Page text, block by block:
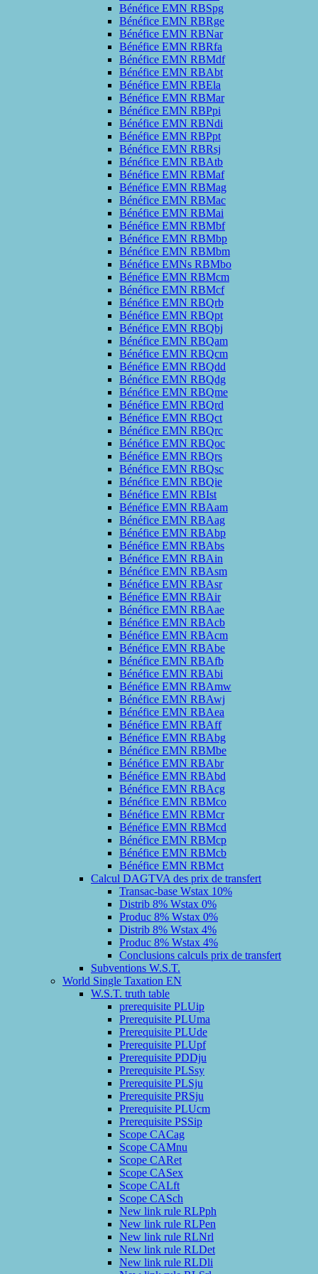
Bénéfice EMN RBSpg
Bénéfice EMN RBRge
Bénéfice EMN RBNar
Bénéfice EMN RBRfa
Bénéfice EMN RBMdf
Bénéfice EMN RBAbt
Bénéfice EMN RBEla
Bénéfice EMN RBMar
Bénéfice EMN RBPpi
Bénéfice EMN RBNdi
Bénéfice EMN RBPpt
Bénéfice EMN RBRsj
Bénéfice EMN RBAtb
Bénéfice EMN RBMaf
Bénéfice EMN RBMag
Bénéfice EMN RBMac
Bénéfice EMN RBMai
Bénéfice EMN RBMbf
Bénéfice EMN RBMbp
Bénéfice EMN RBMbm
Bénéfice EMNs RBMbo
Bénéfice EMN RBMcm
Bénéfice EMN RBMcf
Bénéfice EMN RBQrb
Bénéfice EMN RBQpt
Bénéfice EMN RBQbj
Bénéfice EMN RBQam
Bénéfice EMN RBQcm
Bénéfice EMN RBQdd
Bénéfice EMN RBQdg
Bénéfice EMN RBQme
Bénéfice EMN RBQrd
Bénéfice EMN RBQct
Bénéfice EMN RBQrc
Bénéfice EMN RBQoc
Bénéfice EMN RBQrs
Bénéfice EMN RBQsc
Bénéfice EMN RBQie
Bénéfice EMN RBIst
Bénéfice EMN RBAam
Bénéfice EMN RBAag
Bénéfice EMN RBAbp
Bénéfice EMN RBAbs
Bénéfice EMN RBAin
Bénéfice EMN RBAsm
Bénéfice EMN RBAsr
Bénéfice EMN RBAir
Bénéfice EMN RBAae
Bénéfice EMN RBAcb
Bénéfice EMN RBAcm
Bénéfice EMN RBAbe
Bénéfice EMN RBAfb
Bénéfice EMN RBAbi
Bénéfice EMN RBAmw
Bénéfice EMN RBAwj
Bénéfice EMN RBAea
Bénéfice EMN RBAff
Bénéfice EMN RBAbg
Bénéfice EMN RBMbe
Bénéfice EMN RBAbr
Bénéfice EMN RBAbd
Bénéfice EMN RBAcg
Bénéfice EMN RBMco
Bénéfice EMN RBMcr
Bénéfice EMN RBMcd
Bénéfice EMN RBMcp
Bénéfice EMN RBMcb
Bénéfice EMN RBMct
Calcul DAGTVA des prix de transfert
Transac-base Wstax 10%
Distrib 8% Wstax 0%
Produc 8% Wstax 0%
Distrib 8% Wstax 4%
Produc 8% Wstax 4%
Conclusions calculs prix de transfert
Subventions W.S.T.
World Single Taxation EN
W.S.T. truth table
prerequisite PLUip
Prerequisite PLUma
Prerequisite PLUde
Prerequisite PLUpf
Prerequisite PDDju
Prerequisite PLSsy
Prerequisite PLSju
Prerequisite PRSju
Prerequisite PLUcm
Prerequisite PSSip
Scope CACag
Scope CAMnu
Scope CARet
Scope CASex
Scope CALft
Scope CASch
New link rule RLPph
New link rule RLPen
New link rule RLNrl
New link rule RLDet
New link rule RLDli